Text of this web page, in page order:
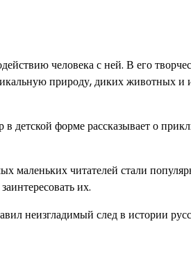
человека с ней. В его
природу, диких животных и
детской форме рассказывает о
маленьких читателей стали
их.
неизгладимый след в истории